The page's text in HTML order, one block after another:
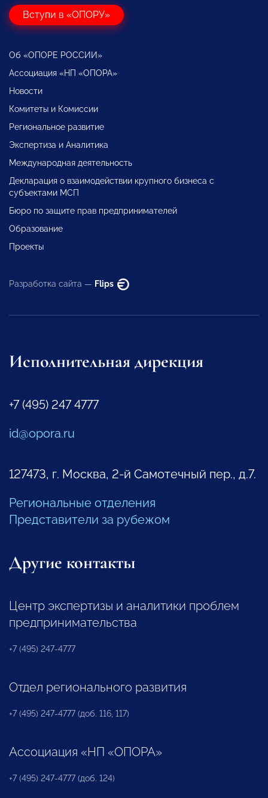
Вступи в «ОПОРУ»
Об «ОПОРЕ РОССИИ»
Ассоциация «НП «ОПОРА»
Новости
Комитеты и Комиссии
Региональное развитие
Экспертиза и Аналитика
Международная деятельность
Декларация о взаимодействии крупного бизнеса с
субъектами МСП
Бюро по защите прав предпринимателей
Образование
Проекты
Разработка сайта — Flips
Исполнительная дирекция
+7 (495) 247 4777
id@opora.ru
127473, г. Москва, 2-й Самотечный пер., д.7.
Региональные отделения
Представители за рубежом
Другие контакты
Центр экспертизы и аналитики проблем
предпринимательства
+7 (495) 247-4777
Отдел регионального развития
+7 (495) 247-4777 (доб. 116, 117)
Ассоциация «НП «ОПОРА»
+7 (495) 247-4777 (доб. 124)